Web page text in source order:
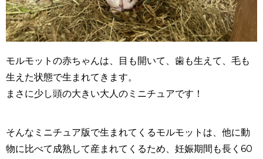
モルモットの赤ちゃんは、目も開いて、歯も生えて、毛も
生えた状態で生まれてきます。
まさに少し頭の大きい大人のミニチュアです！
そんなミニチュア版で生まれてくるモルモットは、他に動
物に比べて成熟して産まれてくるため、妊娠期間も長く 60